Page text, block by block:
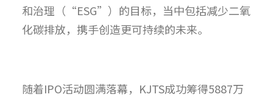
和治理（“ESG”）的目标，当中包括减少二氧
化碳排放，携手创造更可持续的未来。
随着IPO活动圆满落幕，KJTS成功筹得5887万